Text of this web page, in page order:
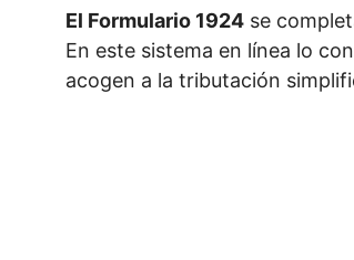
El Formulario 1924se
En este sistema en línea lo
acogen a la tributación